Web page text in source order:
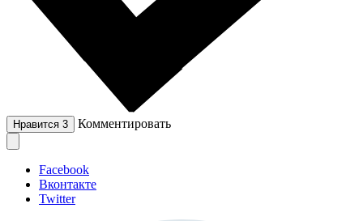
Нравится 3 Комментировать
Facebook
Вконтакте
Twitter